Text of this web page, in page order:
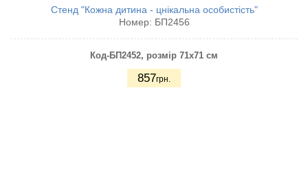
Стенд "Кожна дитина - цнікальна особистість"
Номер: БП2456
Код-БП2452, розмір 71х71 см
857грн.